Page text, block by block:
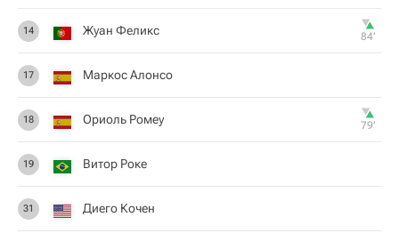
14 Жуан Феликс 84‎’‎
17 Маркос Алонсо
18 Ориоль Ромеу 79‎’‎
19 Витор Роке
31 Диего Кочен